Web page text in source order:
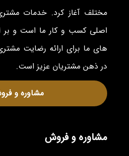
مختلف آغاز کرد. خدمات
اصلی کسب و کار ما است و بر
های ما برای ارائه رضایت
در ذهن مشتریان عزیز است.
مشاوره و
مشاوره و فروش